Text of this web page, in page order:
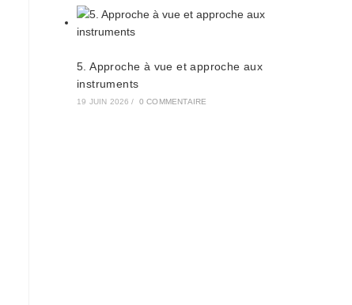
5. Approche à vue et approche aux
instruments
19 JUIN 2026 / 0 COMMENTAIRE